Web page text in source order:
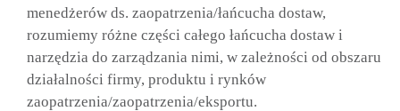
menedżerów ds. zaopatrzenia/łańcucha dostaw,
rozumiemy różne części całego łańcucha dostaw i
narzędzia do zarządzania nimi, w zależności od obszaru
działalności firmy, produktu i rynków
zaopatrzenia/zaopatrzenia/eksportu.